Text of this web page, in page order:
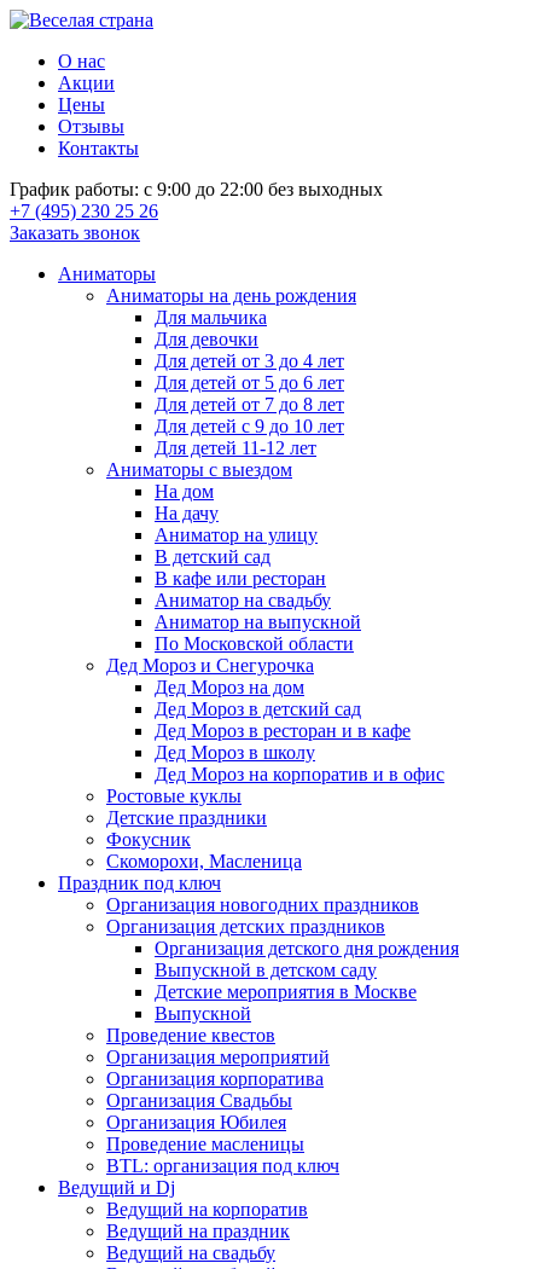
О нас
Акции
Цены
Отзывы
Контакты
График работы: с 9:00 до 22:00 без выходных
+7 (495) 230 25 26
Заказать звонок
Аниматоры
Аниматоры на день рождения
Для мальчика
Для девочки
Для детей от 3 до 4 лет
Для детей от 5 до 6 лет
Для детей от 7 до 8 лет
Для детей с 9 до 10 лет
Для детей 11-12 лет
Аниматоры с выездом
На дом
На дачу
Аниматор на улицу
В детский сад
В кафе или ресторан
Аниматор на свадьбу
Аниматор на выпускной
По Московской области
Дед Мороз и Снегурочка
Дед Мороз на дом
Дед Мороз в детский сад
Дед Мороз в ресторан и в кафе
Дед Мороз в школу
Дед Мороз на корпоратив и в офис
Ростовые куклы
Детские праздники
Фокусник
Скоморохи, Масленица
Праздник под ключ
Организация новогодних праздников
Организация детских праздников
Организация детского дня рождения
Выпускной в детском саду
Детские мероприятия в Москве
Выпускной
Проведение квестов
Организация мероприятий
Организация корпоратива
Организация Свадьбы
Организация Юбилея
Проведение масленицы
BTL: организация под ключ
Ведущий и Dj
Ведущий на корпоратив
Ведущий на праздник
Ведущий на свадьбу